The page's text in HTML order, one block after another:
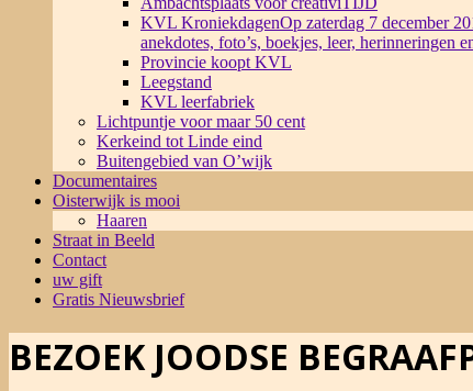
KVL KroniekdagenOp zaterdag 7 december
anekdotes, foto’s, boekjes, leer, herinneringen
Provincie koopt KVL
Leegstand
KVL leerfabriek
Lichtpuntje voor maar 50 cent
Kerkeind tot Linde eind
Buitengebied van O’wijk
Documentaires
Oisterwijk is mooi
Haaren
Straat in Beeld
Contact
uw gift
Gratis Nieuwsbrief
BEZOEK JOODSE